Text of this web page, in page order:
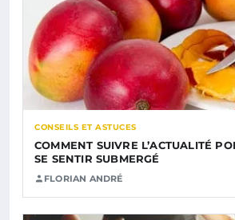
CONSEILS ET ASTUCES
COMMENT SUIVRE L’ACTUALITÉ
SE SENTIR SUBMERGÉ
FLORIAN ANDRÉ